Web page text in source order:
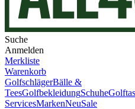
Suche
Anmelden
Merkliste
Warenkorb
GolfschlägerBälle &
TeesGolfbekleidungSchuhe
ServicesMarkenNeuSale